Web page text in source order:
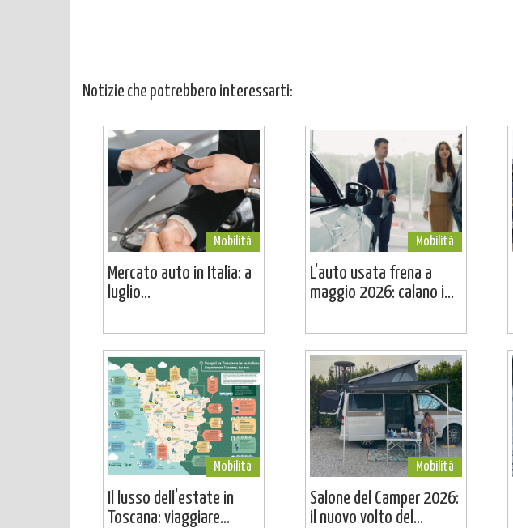
Notizie che potrebbero interessarti:
Mobilità
Mercato auto in Italia: a
luglio...
Mobilità
L'auto usata frena a
maggio 2026: calano i...
Mobilità
Il lusso dell'estate in
Toscana: viaggiare...
Mobilità
Salone del Camper 2026:
il nuovo volto del...